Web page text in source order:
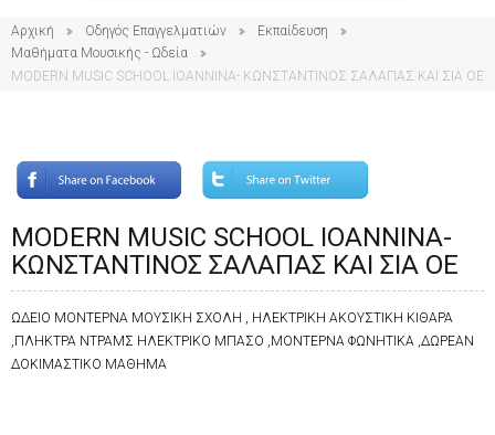
Αρχική Οδηγός Επαγγελματιών
Εκπαίδευση
Μαθήματα Μουσικής - Ωδεία
MODERN MUSIC SCHOOL IOANNINA- ΚΩΝΣΤΑΝΤΙΝΟΣ ΣΑΛΑΠΑΣ ΚΑΙ ΣΙΑ ΟΕ
MODERN MUSIC SCHOOL IOANNINA-
ΚΩΝΣΤΑΝΤΙΝΟΣ ΣΑΛΑΠΑΣ ΚΑΙ ΣΙΑ ΟΕ
ΩΔΕΙΟ ΜΟΝΤΕΡΝΑ ΜΟΥΣΙΚΗ ΣΧΟΛΗ , ΗΛΕΚΤΡΙΚΗ ΑΚΟΥΣΤΙΚΗ ΚΙΘΑΡΑ
,ΠΛΗΚΤΡΑ ΝΤΡΑΜΣ ΗΛΕΚΤΡΙΚΟ ΜΠΑΣΟ ,ΜΟΝΤΕΡΝΑ ΦΩΝΗΤΙΚΑ ,ΔΩΡΕΑΝ
ΔΟΚΙΜΑΣΤΙΚΟ ΜΑΘΗΜΑ